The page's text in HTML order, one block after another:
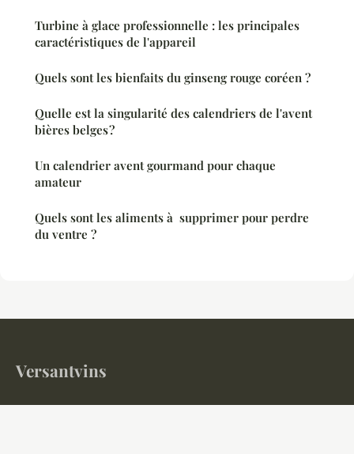
Turbine à glace professionnelle : les principales
caractéristiques de l'appareil
Quels sont les bienfaits du ginseng rouge coréen ?
Quelle est la singularité des calendriers de l'avent
bières belges ?
Un calendrier avent gourmand pour chaque
amateur
Quels sont les aliments à supprimer pour perdre
du ventre ?
Versantvins